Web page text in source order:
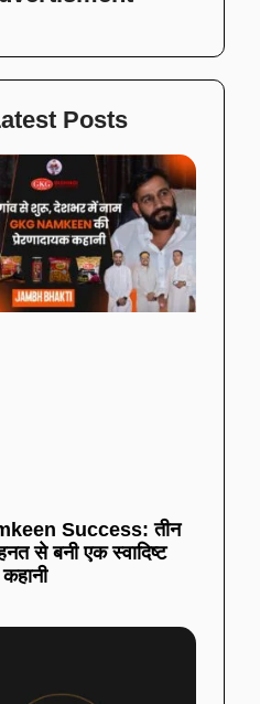
Posts
Success: तीन
से बनी एक स्वादिष्ट